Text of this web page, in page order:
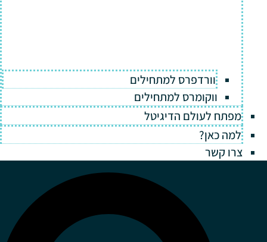
וורדפרס למתחילים
ווקומרס למתחילים
מפתח לעולם הדיגיטל
למה כאן?
צרו קשר